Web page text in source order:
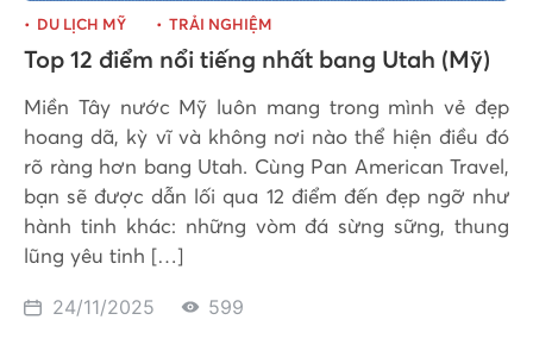
DU LỊCH MỸ TRẢI NGHIỆM
Top 12 điểm nổi tiếng nhất bang Utah (Mỹ)
Miền Tây nước Mỹ luôn mang trong mình vẻ đẹp
hoang dã, kỳ vĩ và không nơi nào thể hiện điều đó
rõ ràng hơn bang Utah. Cùng Pan American Travel,
bạn sẽ được dẫn lối qua 12 điểm đến đẹp ngỡ như
hành tinh khác: những vòm đá sừng sững, thung
lũng yêu tinh […]
24/11/2025 599